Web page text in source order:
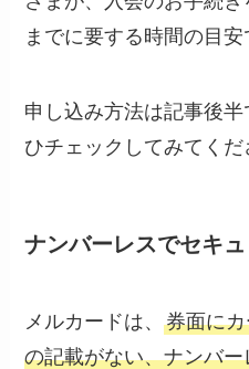
までに要する時間の目安
申し込み方法は記事後
ひチェックしてみてくだ
ナンバーレスでセキ
メルカードは、券面に
の記載がない、ナンバ